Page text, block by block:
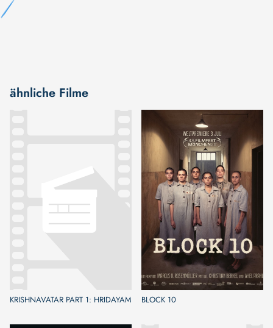
ähnliche Filme
KRISHNAVATAR PART 1: HRIDAYAM BLOCK 10